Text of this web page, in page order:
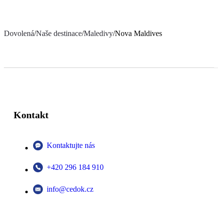
Dovolená/Naše destinace/Maledivy/Nova Maldives
Kontakt
Kontaktujte nás
+420 296 184 910
info@cedok.cz